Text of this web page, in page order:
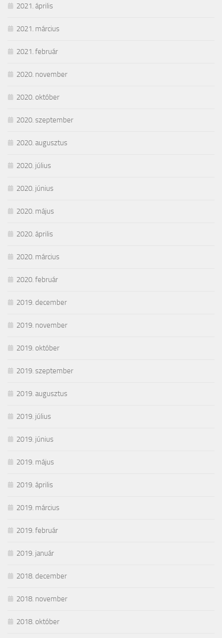
2021. április
2021. március
2021. február
2020. november
2020. október
2020. szeptember
2020. augusztus
2020. július
2020. június
2020. május
2020. április
2020. március
2020. február
2019. december
2019. november
2019. október
2019. szeptember
2019. augusztus
2019. július
2019. június
2019. május
2019. április
2019. március
2019. február
2019. január
2018. december
2018. november
2018. október